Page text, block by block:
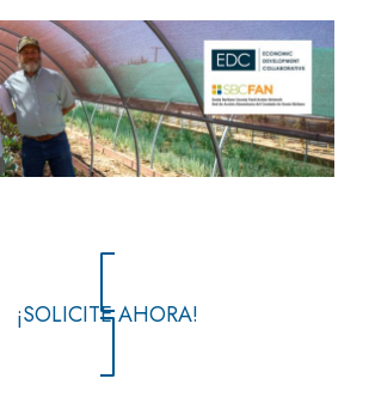
¡SOLICITE AHORA!